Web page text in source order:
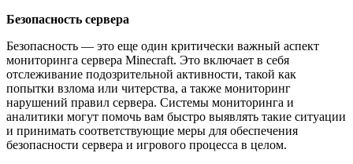
Безопасность сервера
Безопасность — это еще один критически важный аспект
мониторинга сервера Minecraft. Это включает в себя
отслеживание подозрительной активности, такой как
попытки взлома или читерства, а также мониторинг
нарушений правил сервера. Системы мониторинга и
аналитики могут помочь вам быстро выявлять такие ситуации
и принимать соответствующие меры для обеспечения
безопасности сервера и игрового процесса в целом.